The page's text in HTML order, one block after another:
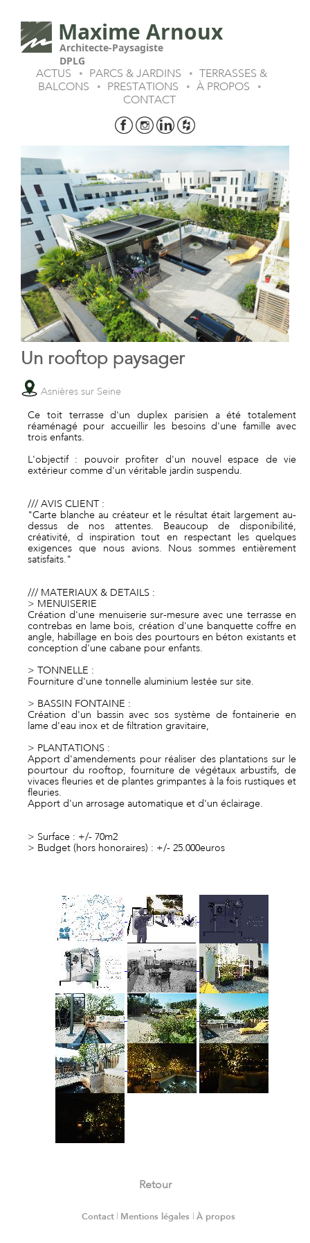
Maxime Arnoux
Architecte-Paysagiste
DPLG
ACTUS
• PARCS & JARDINS • TERRASSES &
BALCONS
• PRESTATIONS • À PROPOS •
CONTACT
Un rooftop paysager
Asnières sur Seine
Ce toit terrasse d'un duplex parisien a été totalement
réaménagé pour accueillir les besoins d'une famille avec
trois enfants.
L'objectif : pouvoir profiter d'un nouvel espace de vie
extérieur comme d'un véritable jardin suspendu.
/// AVIS CLIENT :
"Carte blanche au créateur et le résultat était largement au-
dessus de nos attentes. Beaucoup de disponibilité,
créativité, d inspiration tout en respectant les quelques
exigences que nous avions. Nous sommes entièrement
satisfaits."
/// MATERIAUX & DETAILS :
> MENUISERIE
Création d'une menuiserie sur-mesure avec une terrasse en
contrebas en lame bois, création d'une banquette coffre en
angle, habillage en bois des pourtours en béton existants et
conception d'une cabane pour enfants.
> TONNELLE :
Fourniture d'une tonnelle aluminium lestée sur site.
> BASSIN FONTAINE :
Création d'un bassin avec sos système de fontainerie en
lame d'eau inox et de filtration gravitaire,
> PLANTATIONS :
Apport d'amendements pour réaliser des plantations sur le
pourtour du rooftop, fourniture de végétaux arbustifs, de
vivaces fleuries et de plantes grimpantes à la fois rustiques et
fleuries.
Apport d'un arrosage automatique et d'un éclairage.
> Surface : +/- 70m2
> Budget (hors honoraires) : +/- 25.000euros
Retour
Contact| Mentions légales À propos